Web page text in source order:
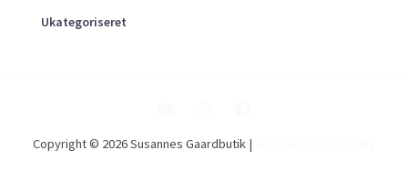
Ukategoriseret
Copyright © 2026 Susannes Gaardbutik |